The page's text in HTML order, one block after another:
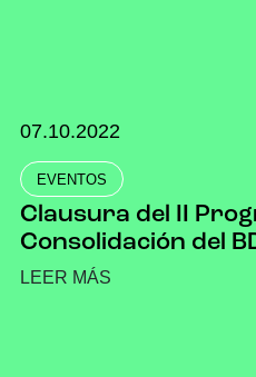
07.10.2022
EVENTOS
Clausura del II
Consolidación del
LEER MÁS